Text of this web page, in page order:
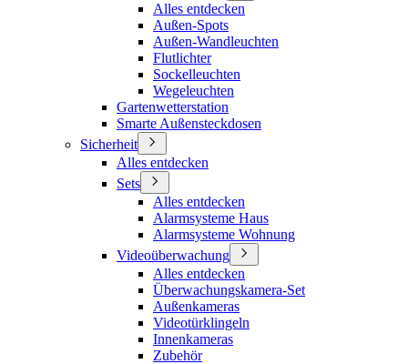
Alles entdecken
Außen-Spots
Außen-Wandleuchten
Flutlichter
Sockelleuchten
Wegeleuchten
Gartenwetterstation
Smarte Außensteckdosen
Sicherheit
Alles entdecken
Sets
Alles entdecken
Alarmsysteme Haus
Alarmsysteme Wohnung
Videoüberwachung
Alles entdecken
Überwachungskamera-Set
Außenkameras
Videotürklingeln
Innenkameras
Zubehör